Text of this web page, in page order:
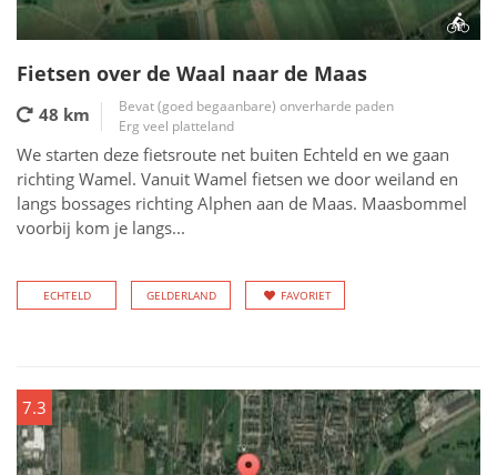
Fietsen over de Waal naar de Maas
48 km
Bevat (goed begaanbare) onverharde paden
Erg veel platteland
We starten deze fietsroute net buiten Echteld en we gaan
richting Wamel. Vanuit Wamel fietsen we door weiland en
langs bossages richting Alphen aan de Maas. Maasbommel
voorbij kom je langs...
ECHTELD GELDERLAND FAVORIET
7.3